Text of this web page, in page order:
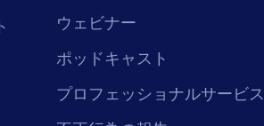
ウェビナー
ポッドキャスト
プロフェッショナルサービス